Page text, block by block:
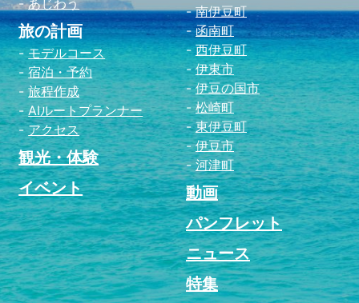
旅の計画
モデルコース
宿泊・予約
旅程作成
AIルートプランナー
アクセス
観光・体験
イベント
南伊豆町
函南町
西伊豆町
伊東市
伊豆の国市
松崎町
東伊豆町
伊豆市
河津町
動画
パンフレット
ニュース
特集